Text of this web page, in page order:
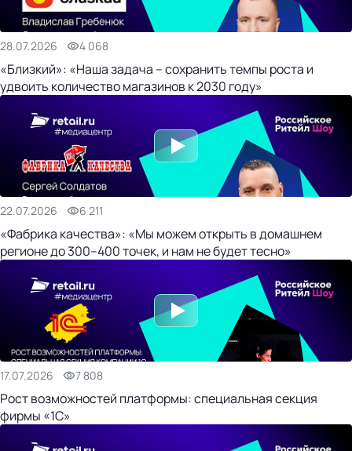
28.07.2026 4 068
«Близкий»: «Наша задача – сохранить темпы роста и
удвоить количество магазинов к 2030 году»
22.07.2026 6 211
«Фабрика качества»: «Мы можем открыть в домашнем
регионе до 300–400 точек, и нам не будет тесно»
17.07.2026 7 808
Рост возможностей платформы: специальная секция
фирмы «1С»